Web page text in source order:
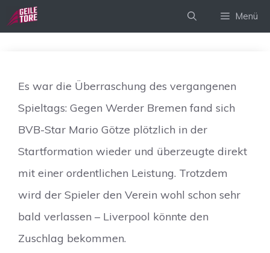
Zum
Inhalt
Menü
Es war die Überraschung des vergangenen
Spieltags: Gegen Werder Bremen fand sich
BVB-Star Mario Götze plötzlich in der
Startformation wieder und überzeugte direkt
mit einer ordentlichen Leistung. Trotzdem
wird der Spieler den Verein wohl schon sehr
bald verlassen – Liverpool könnte den
Zuschlag bekommen.